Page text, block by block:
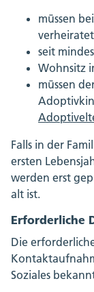
müssen
seit
Wohnsitz
müssen
Falls in der
ersten
werden erst
alt ist.
Erforderliche
Die
Soziales